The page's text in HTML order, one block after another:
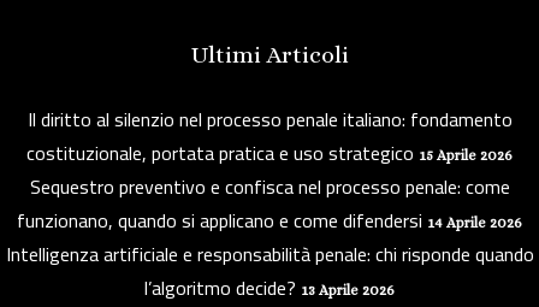
Ultimi Articoli
Il diritto al silenzio nel processo penale italiano: fondamento
costituzionale, portata pratica e uso strategico 15 Aprile 2026
Sequestro preventivo e confisca nel processo penale: come
funzionano, quando si applicano e come difendersi 14 Aprile 2026
Intelligenza artificiale e responsabilità penale: chi risponde quando
l’algoritmo decide? 13 Aprile 2026